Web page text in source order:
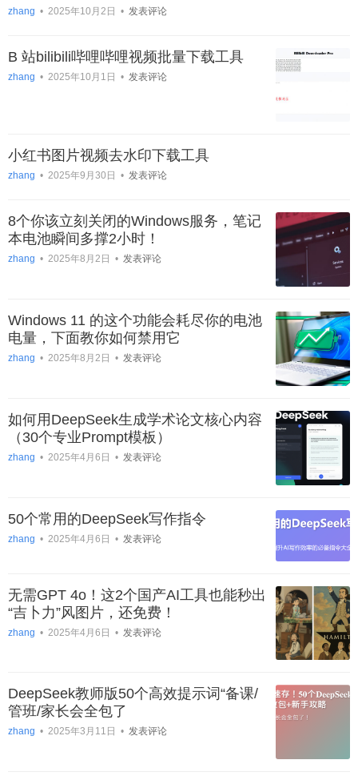
zhang • 2025年10月2日 • 发表评论
B 站bilibili哔哩哔哩视频批量下载工具
zhang • 2025年10月1日 • 发表评论
小红书图片视频去水印下载工具
zhang • 2025年9月30日 • 发表评论
8个你该立刻关闭的Windows服务，笔记
本电池瞬间多撑2小时！
zhang • 2025年8月2日 • 发表评论
Windows 11 的这个功能会耗尽你的电池
电量，下面教你如何禁用它
zhang • 2025年8月2日 • 发表评论
如何用DeepSeek生成学术论文核心内容
（30个专业Prompt模板）
zhang • 2025年4月6日 • 发表评论
50个常用的DeepSeek写作指令
zhang • 2025年4月6日 • 发表评论
无需GPT 4o！这2个国产AI工具也能秒出
“吉卜力”风图片，还免费！
zhang • 2025年4月6日 • 发表评论
DeepSeek教师版50个高效提示词“备课/
管班/家长会全包了
zhang • 2025年3月11日 • 发表评论